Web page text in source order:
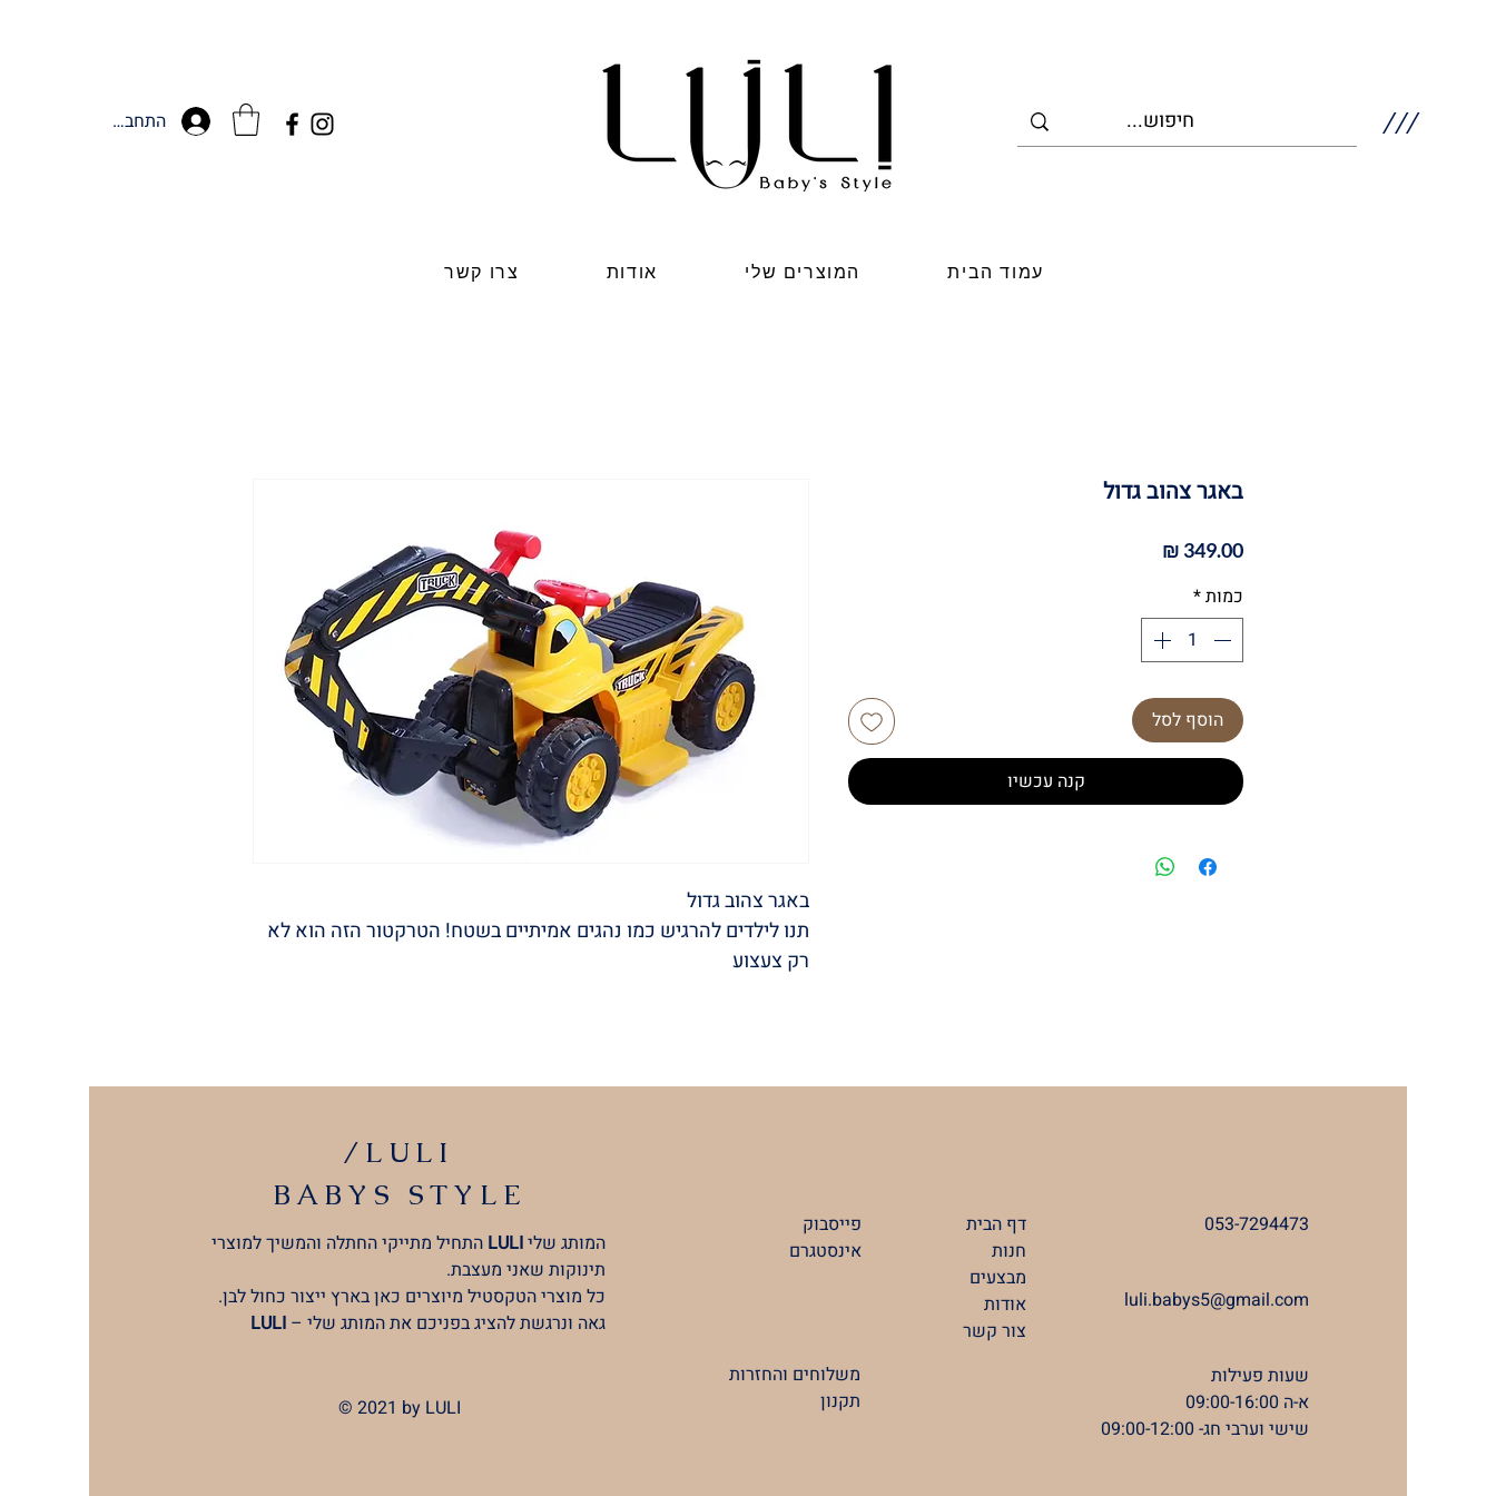
התחברות ///
עמוד הבית המוצרים שלי אודות צרו קשר
באגר צהוב גדול
תנו לילדים להרגיש כמו נהגים אמיתיים בשטח! הטרקטור הזה הוא לא
רק צעצוע
באגר צהוב גדול
כמות*
הוסף לסל
קנה עכשיו
/LULI
BABYS STYLE
המותג שליLULI התחיל מתייקי החתלה והמשיך למוצרי
תינוקות שאני מעצבת.
כל מוצרי הטקסטיל מיוצרים כאן בארץ ייצור כחול לבן.
גאה ונרגשת להציג בפניכם את המותג שלי –LULI
© 2021 by LULI
פייסבוק
אינסטגרם
דף הבית
חנות
מבצעים
אודות
צור קשר
053-7294473
luli.babys5@gmail.com
משלוחים והחזרות
תקנון
שעות פעילות
א-ה 09:00-16:00
שישי וערבי חג- 09:00-12:00